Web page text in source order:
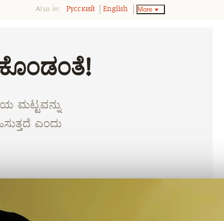
Also in: Pусский English More
ಮಟ್ಟವನ್ನು
ಎಂದು